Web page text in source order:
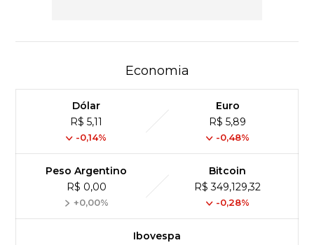
Economia
Dólar
R$ 5,11
-0,14%
Euro
R$ 5,89
-0,48%
Peso Argentino
R$ 0,00
+0,00%
Bitcoin
R$ 349,129,32
-0,28%
Ibovespa